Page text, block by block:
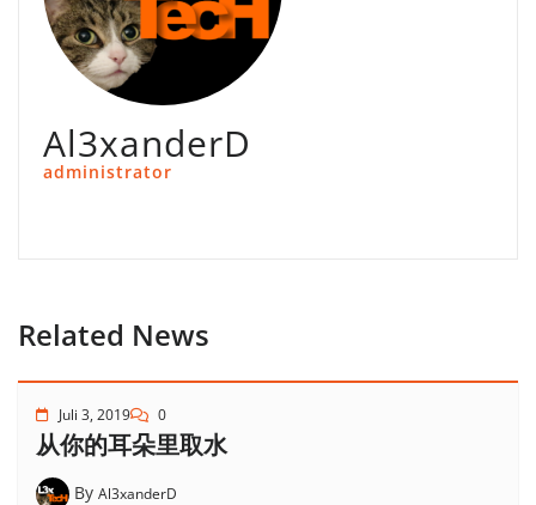
Al3xanderD
administrator
Related News
Juli 3, 2019 0
从你的耳朵里取水
By Al3xanderD